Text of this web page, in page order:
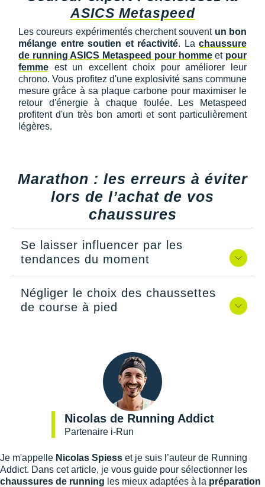
ASICS Metaspeed
Les coureurs expérimentés cherchent souvent un bon
mélange entre soutien et réactivité. La chaussure
de running ASICS Metaspeed pour hommeet pour
femme est un excellent choix pour améliorer leur
chrono. Vous profitez d'une explosivité sans commune
mesure grâce à sa plaque carbone pour maximiser le
retour d'énergie à chaque foulée. Les Metaspeed
profitent d'un très bon amorti et sont particulièrement
légères.
Marathon : les erreurs à éviter
lors de l’achat de vos
chaussures
Se laisser influencer par les
tendances du moment
Négliger le choix des chaussettes
de course à pied
Nicolas de Running Addict
Partenaire i-Run
Je m'appelle Nicolas Spiess et je suis l’auteur de Running
Addict. Dans cet article, je vous guide pour sélectionner les
chaussures de running les mieux adaptées à la préparation